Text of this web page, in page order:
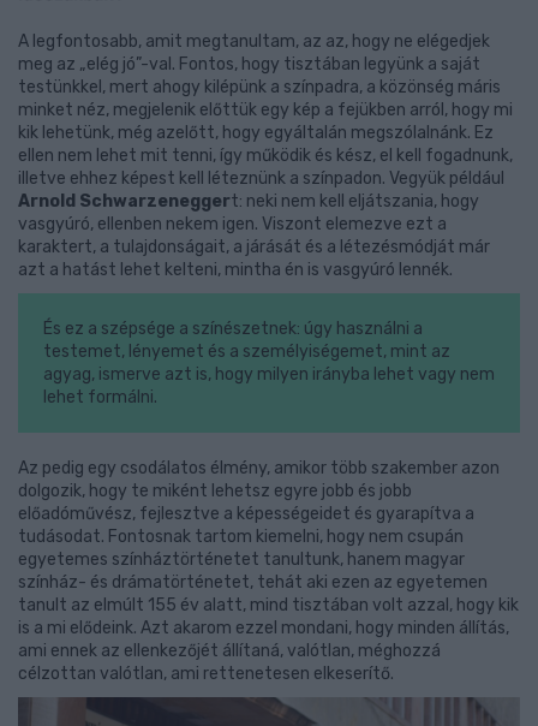
A legfontosabb, amit megtanultam, az az, hogy ne elégedjek
meg az „elég jó”-val. Fontos, hogy tisztában legyünk a saját
testünkkel, mert ahogy kilépünk a színpadra, a közönség máris
minket néz, megjelenik előttük egy kép a fejükben arról, hogy mi
kik lehetünk, még azelőtt, hogy egyáltalán megszólalnánk. Ez
ellen nem lehet mit tenni, így működik és kész, el kell fogadnunk,
illetve ehhez képest kell léteznünk a színpadon. Vegyük például
Arnold Schwarzeneggert: neki nem kell eljátszania, hogy
vasgyúró, ellenben nekem igen. Viszont elemezve ezt a
karaktert, a tulajdonságait, a járását és a létezésmódját már
azt a hatást lehet kelteni, mintha én is vasgyúró lennék.
És ez a szépsége a színészetnek: úgy használni a
testemet, lényemet és a személyiségemet, mint az
agyag, ismerve azt is, hogy milyen irányba lehet vagy nem
lehet formálni.
Az pedig egy csodálatos élmény, amikor több szakember azon
dolgozik, hogy te miként lehetsz egyre jobb és jobb
előadóművész, fejlesztve a képességeidet és gyarapítva a
tudásodat. Fontosnak tartom kiemelni, hogy nem csupán
egyetemes színháztörténetet tanultunk, hanem magyar
színház- és drámatörténetet, tehát aki ezen az egyetemen
tanult az elmúlt 155 év alatt, mind tisztában volt azzal, hogy kik
is a mi elődeink. Azt akarom ezzel mondani, hogy minden állítás,
ami ennek az ellenkezőjét állítaná, valótlan, méghozzá
célzottan valótlan, ami rettenetesen elkeserítő.